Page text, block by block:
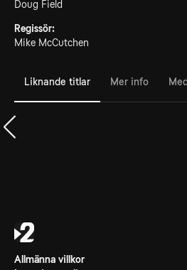
Doug Field
Regissör:
Mike McCutchen
Liknande titlar Mer info
Allmänna villkor